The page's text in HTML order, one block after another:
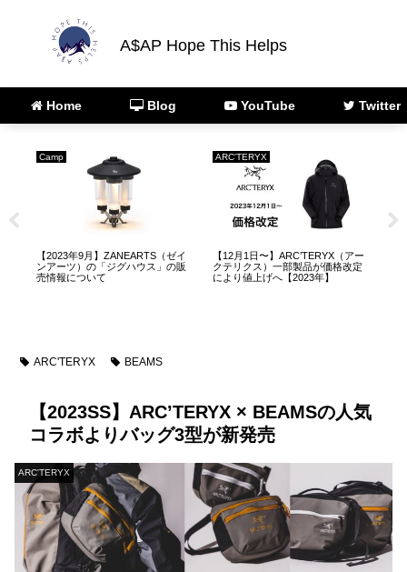
A$AP Hope This Helps
Home Blog YouTube Twitter
Camp
【2023年9月】ZANEARTS（ゼイ
ンアーツ）の「ジグハウス」の販
売情報について
ARC'TERYX
【12月1日〜】ARC’TERYX（アー
クテリクス）一部製品が価格改定
により値上げへ【2023年】
ARC'TERYX BEAMS
【2023SS】ARC’TERYX × BEAMSの人気
コラボよりバッグ3型が新発売
ARC'TERYX